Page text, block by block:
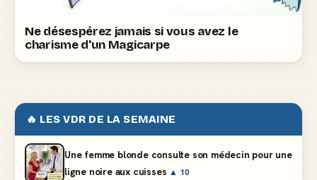
Ne désespérez jamais si vous avez le
charisme d'un Magicarpe
🔥 LES VDR DE LA SEMAINE
Une femme blonde consulte son médecin pour une
ligne noire aux cuisses ▲ 10